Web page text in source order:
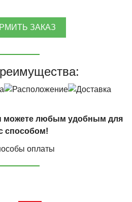
ЗАКАЗ
можете любым удобным для
способом!